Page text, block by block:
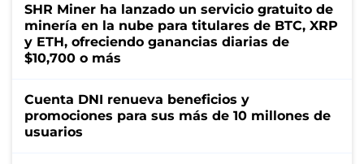
SHR Miner ha lanzado un servicio gratuito de
minería en la nube para titulares de BTC, XRP
y ETH, ofreciendo ganancias diarias de
$10,700 o más
Cuenta DNI renueva beneficios y
promociones para sus más de 10 millones de
usuarios